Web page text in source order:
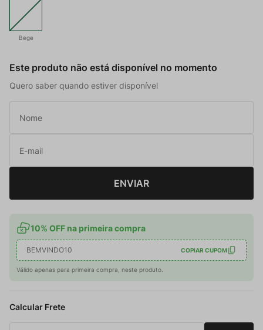
Bege
Este produto não está disponível no momento
Quero saber quando estiver disponível
ENVIAR
10% OFF na primeira compra
BEMVINDO10 COPIAR CUPOM
Válido apenas para primeira compra, neste produto.